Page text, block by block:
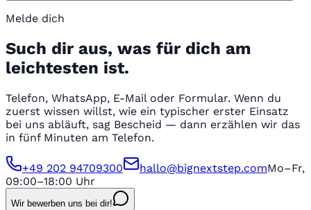
Melde dich
Such dir aus, was für dich am
leichtesten ist.
Telefon, WhatsApp, E-Mail oder Formular. Wenn du
zuerst wissen willst, wie ein typischer erster Einsatz
bei uns abläuft, sag Bescheid — dann erzählen wir das
in fünf Minuten am Telefon.
+49 202 94709300 hallo@bignextstep.comMo–Fr,
09:00–18:00 Uhr
Wir bewerben uns bei dir!